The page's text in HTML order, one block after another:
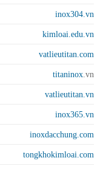
inox304.vn
kimloai.edu.vn
vatlieutitan.com
titaninox.vn
vatlieutitan.vn
inox365.vn
inoxdacchung.com
tongkhokimloai.com